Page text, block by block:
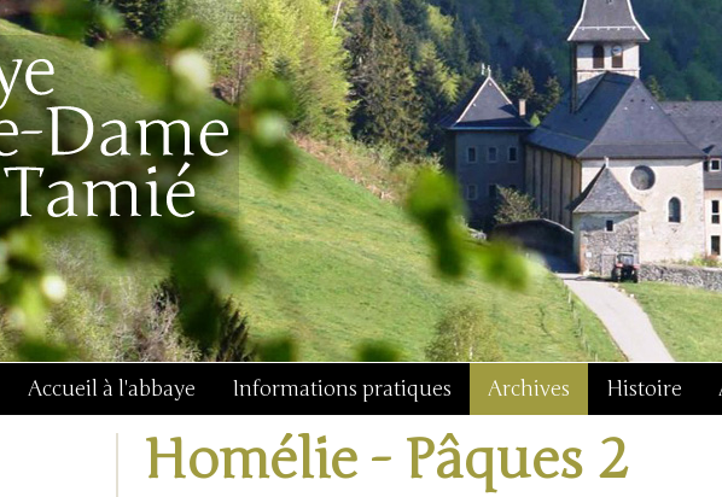
Accueil à l'abbaye Informations pratiques Archives Histoire
Homélie - Pâques 2